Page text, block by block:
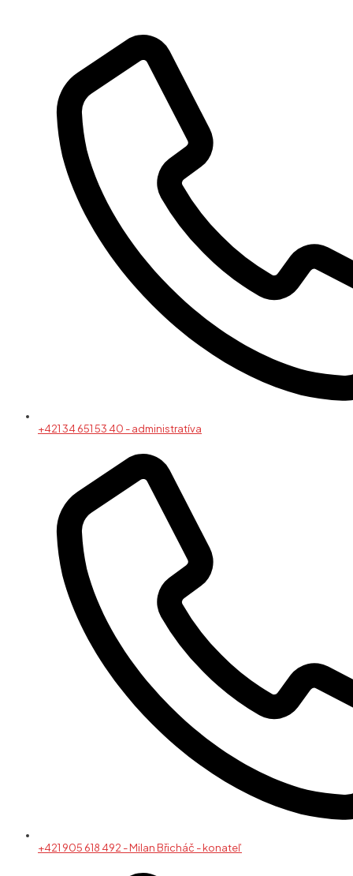
+421 34 651 53 40 - administratíva
+421 905 618 492 - Milan Břicháč - konateľ